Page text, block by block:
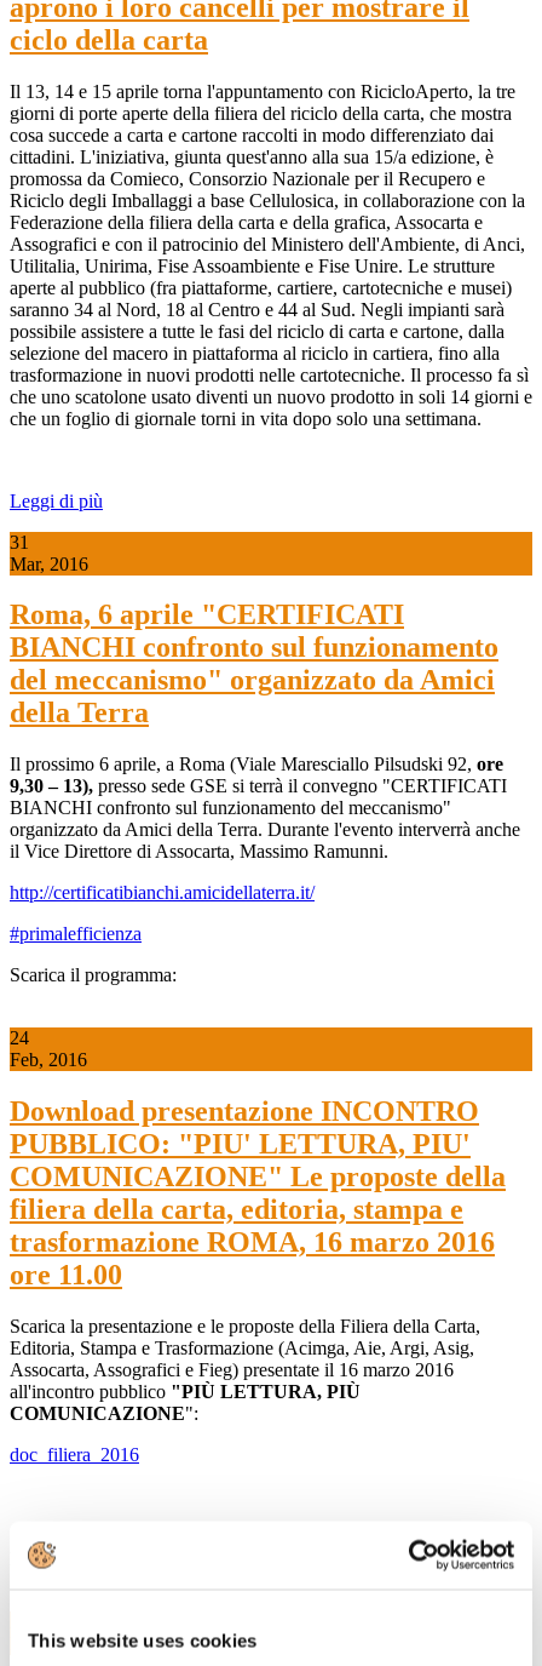
This website uses cookies
aprono i loro cancelli per mostrare il
ciclo della carta
Il 13, 14 e 15 aprile torna l'appuntamento con RicicloAperto, la tre
giorni di porte aperte della filiera del riciclo della carta, che mostra
cosa succede a carta e cartone raccolti in modo differenziato dai
cittadini. L'iniziativa, giunta quest'anno alla sua 15/a edizione, è
promossa da Comieco, Consorzio Nazionale per il Recupero e
Riciclo degli Imballaggi a base Cellulosica, in collaborazione con la
Federazione della filiera della carta e della grafica, Assocarta e
Assografici e con il patrocinio del Ministero dell'Ambiente, di Anci,
Utilitalia, Unirima, Fise Assoambiente e Fise Unire. Le strutture
aperte al pubblico (fra piattaforme, cartiere, cartotecniche e musei)
saranno 34 al Nord, 18 al Centro e 44 al Sud. Negli impianti sarà
possibile assistere a tutte le fasi del riciclo di carta e cartone, dalla
selezione del macero in piattaforma al riciclo in cartiera, fino alla
trasformazione in nuovi prodotti nelle cartotecniche. Il processo fa sì
che uno scatolone usato diventi un nuovo prodotto in soli 14 giorni e
che un foglio di giornale torni in vita dopo solo una settimana.
Leggi di più
31
Mar, 2016
Roma, 6 aprile "CERTIFICATI
BIANCHI confronto sul funzionamento
del meccanismo" organizzato da Amici
della Terra
Il prossimo 6 aprile, a Roma (Viale Maresciallo Pilsudski 92, ore
9,30 – 13), presso sede GSE si terrà il convegno "CERTIFICATI
BIANCHI confronto sul funzionamento del meccanismo"
organizzato da Amici della Terra. Durante l'evento interverrà anche
il Vice Direttore di Assocarta, Massimo Ramunni.
http://certificatibianchi.amicidellaterra.it/
#primalefficienza
Scarica il programma:
24
Feb, 2016
Download presentazione INCONTRO
PUBBLICO: "PIU' LETTURA, PIU'
COMUNICAZIONE" Le proposte della
filiera della carta, editoria, stampa e
trasformazione ROMA, 16 marzo 2016
ore 11.00
Scarica la presentazione e le proposte della Filiera della Carta,
Editoria, Stampa e Trasformazione (Acimga, Aie, Argi, Asig,
Assocarta, Assografici e Fieg) presentate il 16 marzo 2016
all'incontro pubblico "PIÙ LETTURA, PIÙ
COMUNICAZIONE":
doc_filiera_2016
Hashtag dell'evento: #piùletturapiùcomunicazione
Feb, 2016